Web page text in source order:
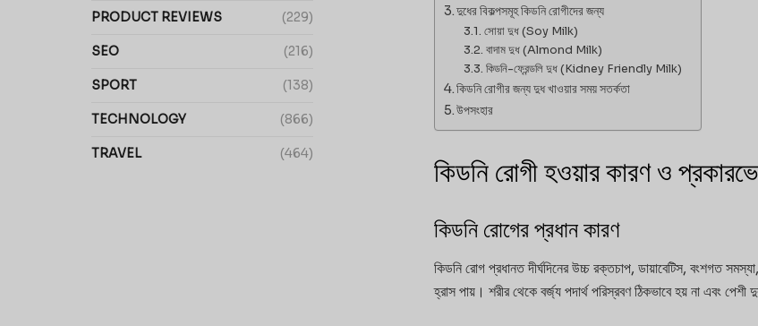
দুধের বিকল্পসমূহ কিডনি রোগীদের জন্য
সোয়া দুধ (Soy Milk)
বাদাম দুধ (Almond Milk)
কিডনি-ফ্রেন্ডলি দুধ (Kidney Friendly Milk)
কিডনি রোগীর জন্য দুধ খাওয়ার সময় সতর্কতা
উপসংহার
কিডনি রোগী হওয়ার কারণ ও
কিডনি রোগের প্রধান কারণ
কিডনি রোগ প্রধানত দীর্ঘদিনের উচ্চ রক্তচাপ, ডায়াবেটিস, বংশগত
হ্রাস পায়। শরীর থেকে বর্জ্য পদার্থ পরিস্রবণ ঠিকভাবে হয় না এবং
PRODUCT REVIEWS (229)
SEO (216)
SPORT (138)
TECHNOLOGY (866)
TRAVEL (464)